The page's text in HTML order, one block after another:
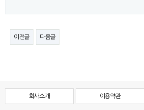
이전글 다음글
회사소개 이용약관